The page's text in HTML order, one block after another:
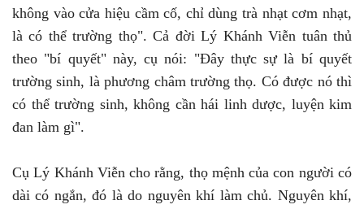
không vào cửa hiệu cầm cố, chỉ dùng trà nhạt cơm nhạt,
là có thể trường thọ". Cả đời Lý Khánh Viễn tuân thủ
theo "bí quyết" này, cụ nói: "Đây thực sự là bí quyết
trường sinh, là phương châm trường thọ. Có được nó thì
có thể trường sinh, không cần hái linh dược, luyện kim
đan làm gì".
Cụ Lý Khánh Viễn cho rằng, thọ mệnh của con người có
dài có ngắn, đó là do nguyên khí làm chủ. Nguyên khí,